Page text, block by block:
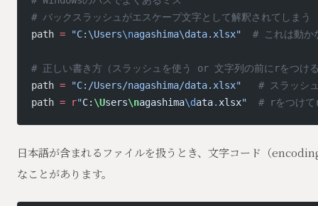
# バックスラッシュがエスケープ文字として解釈されてしまう
path = "C:\Users\nagashima\data.xlsx"
# これは動か
# 正しい書き方（スラッシュを使う or 文字列の前にrをつけ
path = "C:/Users/nagashima/data.xlsx"
# スラッシ
path = r"C: \Users\nagashima\data.xlsx"
# rをつけて
日本語が含まれるファイルを扱うとき、文字コード（
なことがあります。